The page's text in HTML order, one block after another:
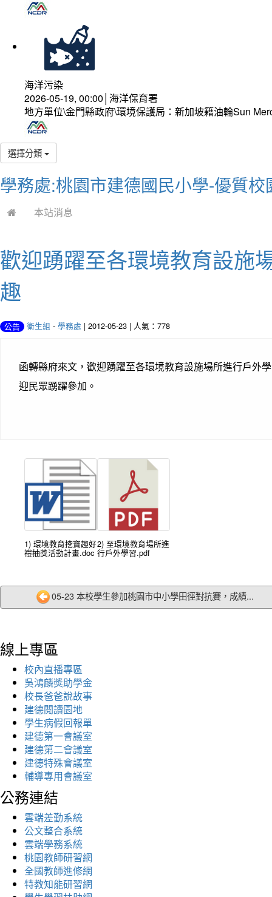
海洋污染
2026-05-19, 00:00│海洋保育署
地方單位\金門縣政府\環境保護局：新加坡籍油輪Sun
選擇分類
學務處:桃園市建德國民小學-優質校
本站消息
歡迎踴躍至各環境教育設施
趣
公告 衛生組 - 學務處 | 2012-05-23 | 人氣：778
函轉縣府來文，歡迎踴躍至各環境教育設施場所進行戶外
迎民眾踴躍參加。
1) 環境教育挖寶趣好
禮抽獎活動計畫.doc
2) 至環境教育場所進
行戶外學習.pdf
05-23 本校學生參加桃園市中小學田徑對抗賽，成績...
線上專區
校內直播專區
吳鴻麟獎助學金
校長爸爸說故事
建德閱讀園地
學生病假回報單
建德第一會議室
建德第二會議室
建德特殊會議室
輔導專用會議室
公務連結
雲端差勤系統
公文整合系統
雲端學務系統
桃園教師研習網
全國教師進修網
特教知能研習網